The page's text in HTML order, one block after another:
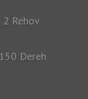
Rehov
Dereh